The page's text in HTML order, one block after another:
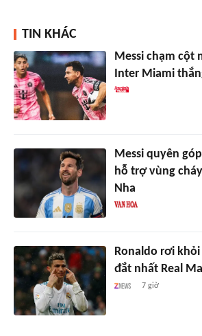
TIN KHÁC
Messi chạm cột
Inter Miami
Messi quyên
hỗ trợ vùng
Nha
Ronaldo rơi
đắt nhất Real
7 giờ